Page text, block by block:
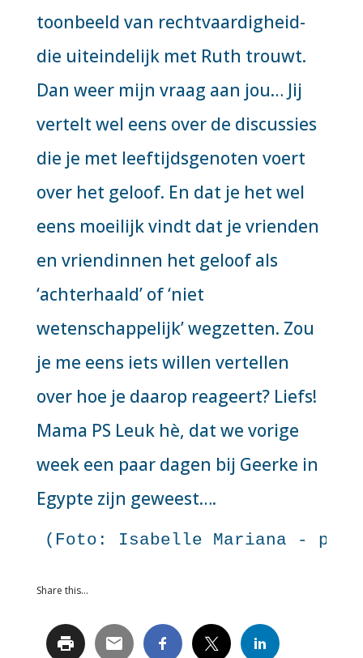
toonbeeld van rechtvaardigheid-
die uiteindelijk met Ruth trouwt.
Dan weer mijn vraag aan jou… Jij
vertelt wel eens over de discussies
die je met leeftijdsgenoten voert
over het geloof. En dat je het wel
eens moeilijk vindt dat je vrienden
en vriendinnen het geloof als
‘achterhaald’ of ‘niet
wetenschappelijk’ wegzetten. Zou
je me eens iets willen vertellen
over hoe je daarop reageert? Liefs!
Mama PS Leuk hè, dat we vorige
week een paar dagen bij Geerke in
Egypte zijn geweest….
(Foto: Isabelle Mariana -
Share this...